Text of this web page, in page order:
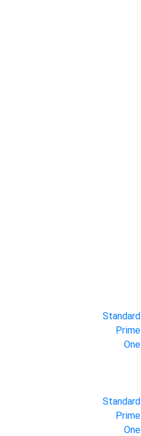
Standard
Prime
One
Standard
Prime
One